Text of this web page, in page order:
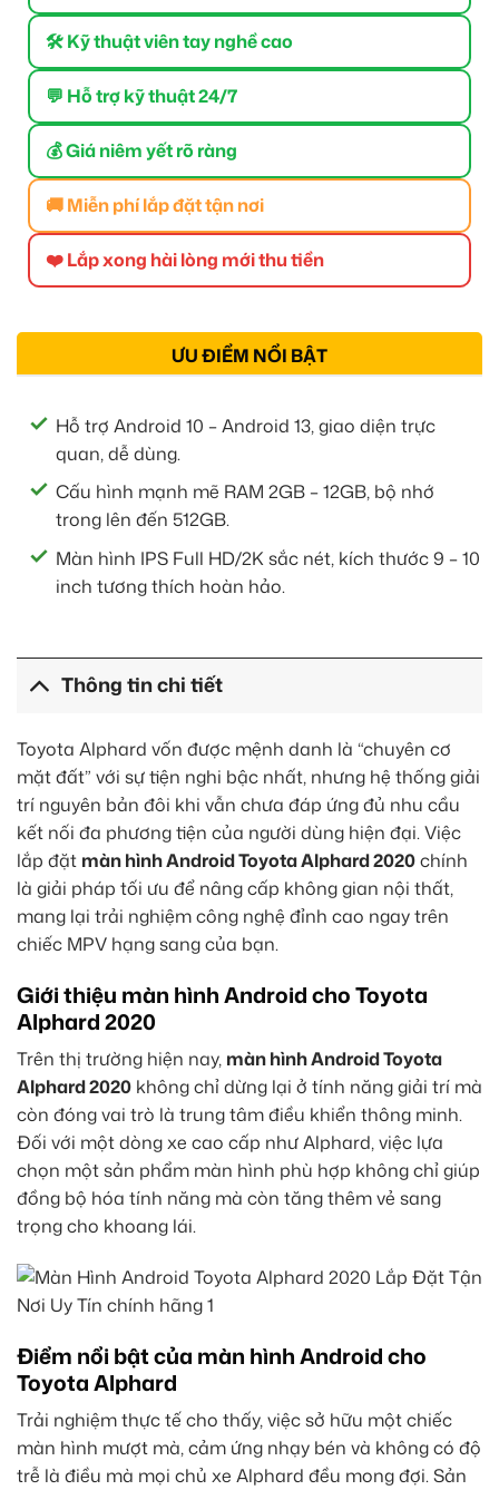
🛠 Kỹ thuật viên tay nghề cao
💬 Hỗ trợ kỹ thuật 24/7
💰 Giá niêm yết rõ ràng
🚚 Miễn phí lắp đặt tận nơi
❤️ Lắp xong hài lòng mới thu tiền
ƯU ĐIỂM NỔI BẬT
Hỗ trợ Android 10 – Android 13, giao diện trực
quan, dễ dùng.
Cấu hình mạnh mẽ RAM 2GB – 12GB, bộ nhớ
trong lên đến 512GB.
Màn hình IPS Full HD/2K sắc nét, kích thước 9 – 10
inch tương thích hoàn hảo.
Thông tin chi tiết
Toyota Alphard vốn được mệnh danh là “chuyên cơ
mặt đất” với sự tiện nghi bậc nhất, nhưng hệ thống giải
trí nguyên bản đôi khi vẫn chưa đáp ứng đủ nhu cầu
kết nối đa phương tiện của người dùng hiện đại. Việc
lắp đặt màn hình Android Toyota Alphard 2020chính
là giải pháp tối ưu để nâng cấp không gian nội thất,
mang lại trải nghiệm công nghệ đỉnh cao ngay trên
chiếc MPV hạng sang của bạn.
Giới thiệu màn hình Android cho Toyota
Alphard 2020
Trên thị trường hiện nay, màn hình Android Toyota
Alphard 2020 không chỉ dừng lại ở tính năng giải trí mà
còn đóng vai trò là trung tâm điều khiển thông minh.
Đối với một dòng xe cao cấp như Alphard, việc lựa
chọn một sản phẩm màn hình phù hợp không chỉ giúp
đồng bộ hóa tính năng mà còn tăng thêm vẻ sang
trọng cho khoang lái.
Điểm nổi bật của màn hình Android cho
Toyota Alphard
Trải nghiệm thực tế cho thấy, việc sở hữu một chiếc
màn hình mượt mà, cảm ứng nhạy bén và không có độ
trễ là điều mà mọi chủ xe Alphard đều mong đợi. Sản